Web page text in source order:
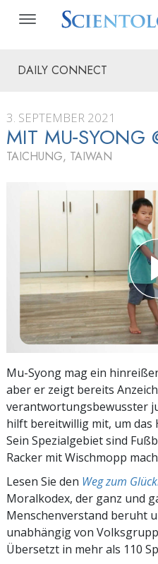
DAILY CONNECT
3. SEPTEMBER 2021
MIT MU‑SYONG
TAICHUNG, TAIWAN
Mu-Syong mag ein
aber er zeigt bereits
verantwortungsbewusster
hilft bereitwillig mit, um das
Sein Spezialgebiet sind
Racker mit Wischmopp
Lesen Sie den Weg zum
Moralkodex, der ganz und
Menschenverstand beruht
unabhängig von
Übersetzt in mehr als 110